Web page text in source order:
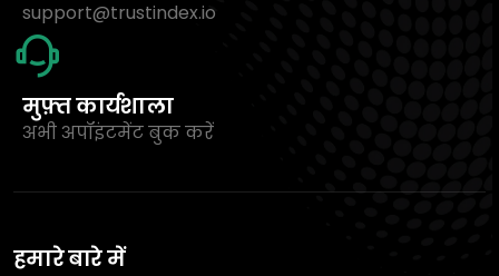
support@trustindex.io
मुफ़्त कार्यशाला
अभी अपॉइंटमेंट बुक करें
हमारे बारे में